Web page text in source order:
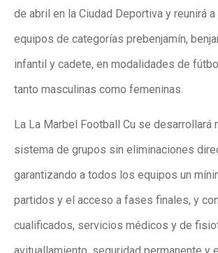
de abril en la Ciudad Deportiva y reunirá
equipos de categorías prebenjamín,
infantil y cadete, en modalidades de
tanto masculinas como femeninas.
La La Marbel Football Cu se desarrollará
sistema de grupos sin eliminaciones
garantizando a todos los equipos un
partidos y el acceso a fases finales, y
cualificados, servicios médicos y de